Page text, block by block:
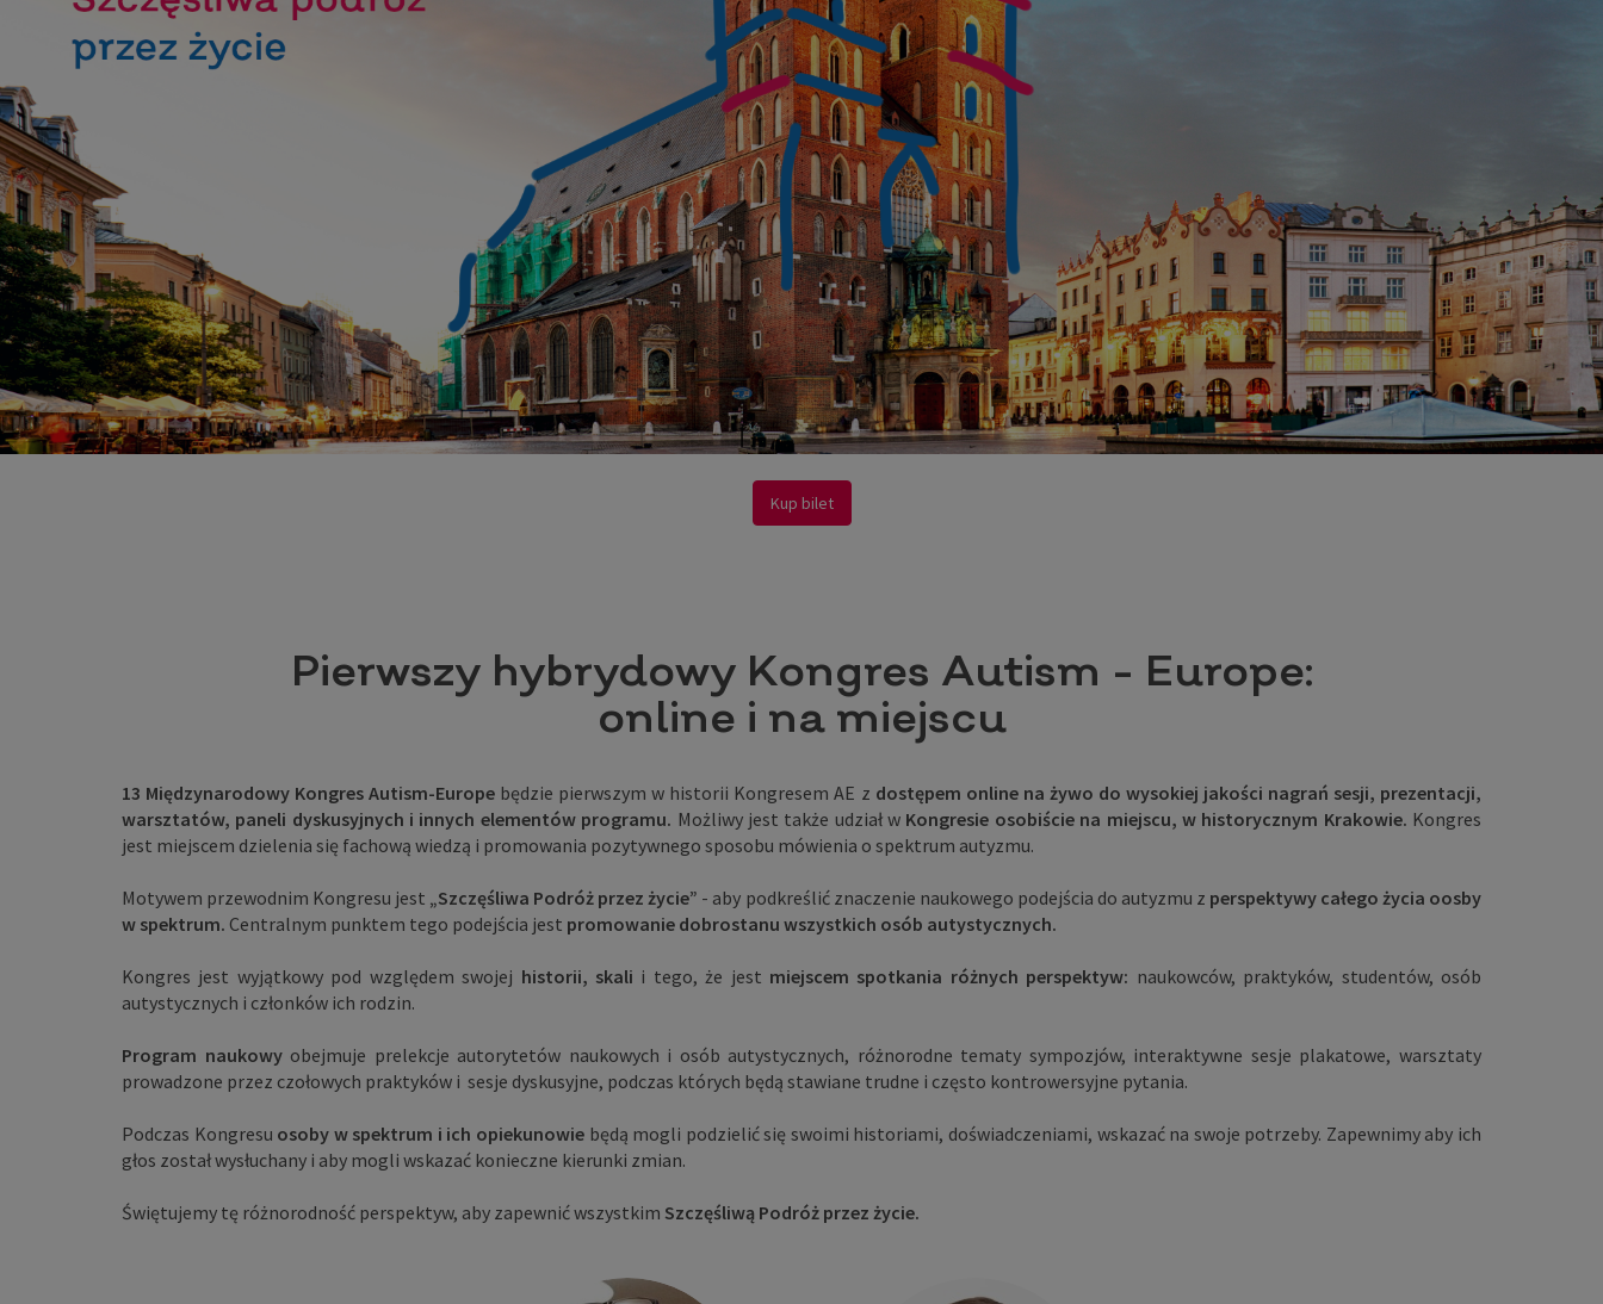
Kup bilet
Pierwszy hybrydowy Kongres Autism - Europe:
online i na miejscu
13 Międzynarodowy Kongres Autism-Europe będzie pierwszym w historii Kongresem AE z dostępem online na żywo do wysokiej jakości nagrań sesji, prezentacji,
warsztatów, paneli dyskusyjnych i innych elementów programu. Możliwy jest także udział w Kongresie osobiście na miejscu, w historycznym Krakowie. Kongres
jest miejscem dzielenia się fachową wiedzą i promowania pozytywnego sposobu mówienia o spektrum autyzmu.
Motywem przewodnim Kongresu jest „Szczęśliwa Podróż przez życie” - aby podkreślić znaczenie naukowego podejścia do autyzmu z perspektywy całego życia oosby
w spektrum. Centralnym punktem tego podejścia jest promowanie dobrostanu wszystkich osób autystycznych.
Kongres jest wyjątkowy pod względem swojej historii, skali i tego, że jest miejscem spotkania różnych perspektyw: naukowców, praktyków, studentów, osób
autystycznych i członków ich rodzin.
Program naukowy obejmuje prelekcje autorytetów naukowych i osób autystycznych, różnorodne tematy sympozjów, interaktywne sesje plakatowe, warsztaty
prowadzone przez czołowych praktyków i sesje dyskusyjne, podczas których będą stawiane trudne i często kontrowersyjne pytania.
Podczas Kongresu osoby w spektrum i ich opiekunowie będą mogli podzielić się swoimi historiami, doświadczeniami, wskazać na swoje potrzeby. Zapewnimy aby ich
głos został wysłuchany i aby mogli wskazać konieczne kierunki zmian.
Świętujemy tę różnorodność perspektyw, aby zapewnić wszystkim Szczęśliwą Podróż przez życie.